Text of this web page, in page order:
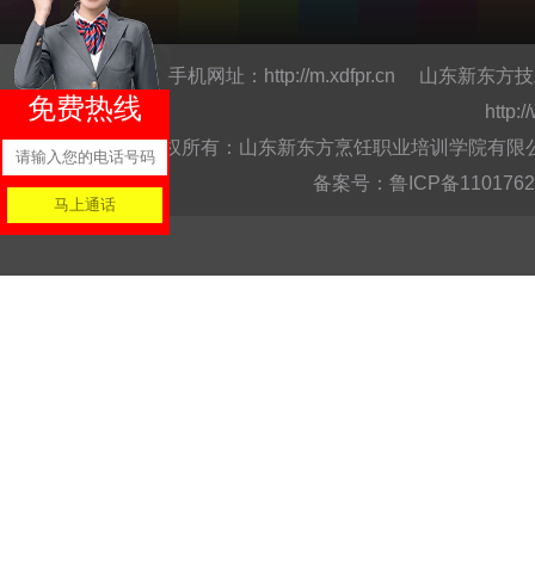
手机网址： http://m.xdfpr.cn 山东新东方技
版权所有：山东新东方烹饪职业培训学院有
备案号： 鲁ICP备
免费热线